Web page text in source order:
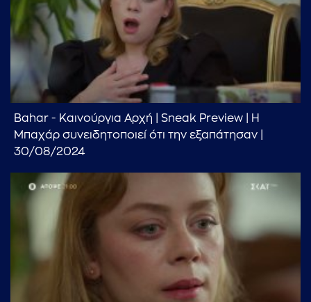
...πληκτρολογήστε κείμενο προς αναζήτηση
Bahar - Καινούργια Αρχή | Sneak Preview | Η
Μπαχάρ συνειδητοποιεί ότι την εξαπάτησαν |
30/08/2024